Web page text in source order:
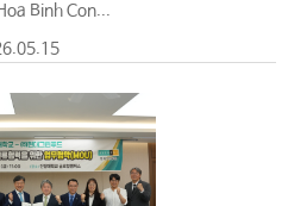
Binh Con...